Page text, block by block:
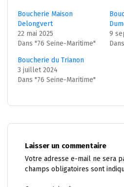
Boucherie Maison
Delongvert
22 mai 2025
Dans "76 Seine-Maritime"
9
Boucherie du Trianon
3 juillet 2024
Dans "76 Seine-Maritime"
Laisser un commentaire
Votre adresse e-mail ne sera
champs obligatoires sont